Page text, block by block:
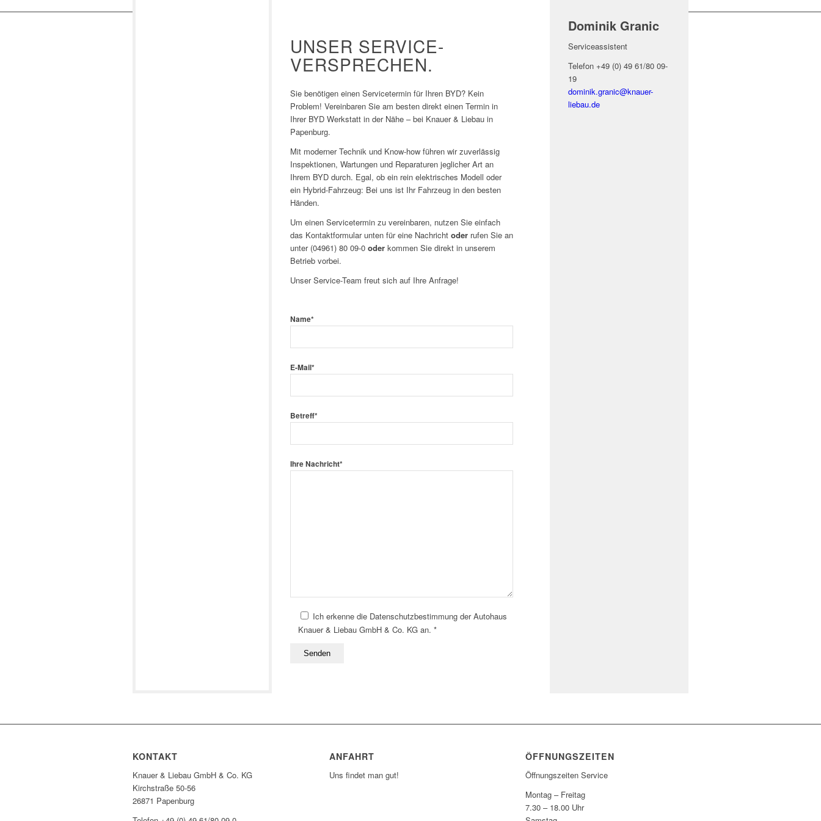
UNSER SERVICE-
VERSPRECHEN.
Sie benötigen einen Servicetermin für Ihren BYD? Kein
Problem! Vereinbaren Sie am besten direkt einen Termin in
Ihrer BYD Werkstatt in der Nähe – bei Knauer & Liebau in
Papenburg.
Mit moderner Technik und Know-how führen wir zuverlässig
Inspektionen, Wartungen und Reparaturen jeglicher Art an
Ihrem BYD durch. Egal, ob ein rein elektrisches Modell oder
ein Hybrid-Fahrzeug: Bei uns ist Ihr Fahrzeug in den besten
Händen.
Um einen Servicetermin zu vereinbaren, nutzen Sie einfach
das Kontaktformular unten für eine Nachricht oder rufen Sie an
unter (04961) 80 09-0 oder kommen Sie direkt in unserem
Betrieb vorbei.
Unser Service-Team freut sich auf Ihre Anfrage!
Name*
E-Mail*
Betreff*
Ihre Nachricht*
Ich erkenne die Datenschutzbestimmung der Autohaus
Knauer & Liebau GmbH & Co. KG an. *
Dominik Granic
Serviceassistent
Telefon +49 (0) 49 61/80 09-
19
dominik.granic@knauer-
liebau.de
KONTAKT
Knauer & Liebau GmbH & Co. KG
Kirchstraße 50-56
26871 Papenburg
ANFAHRT
Uns findet man gut!
ÖFFNUNGSZEITEN
Öffnungszeiten Service
Montag – Freitag
7.30 – 18.00 Uhr